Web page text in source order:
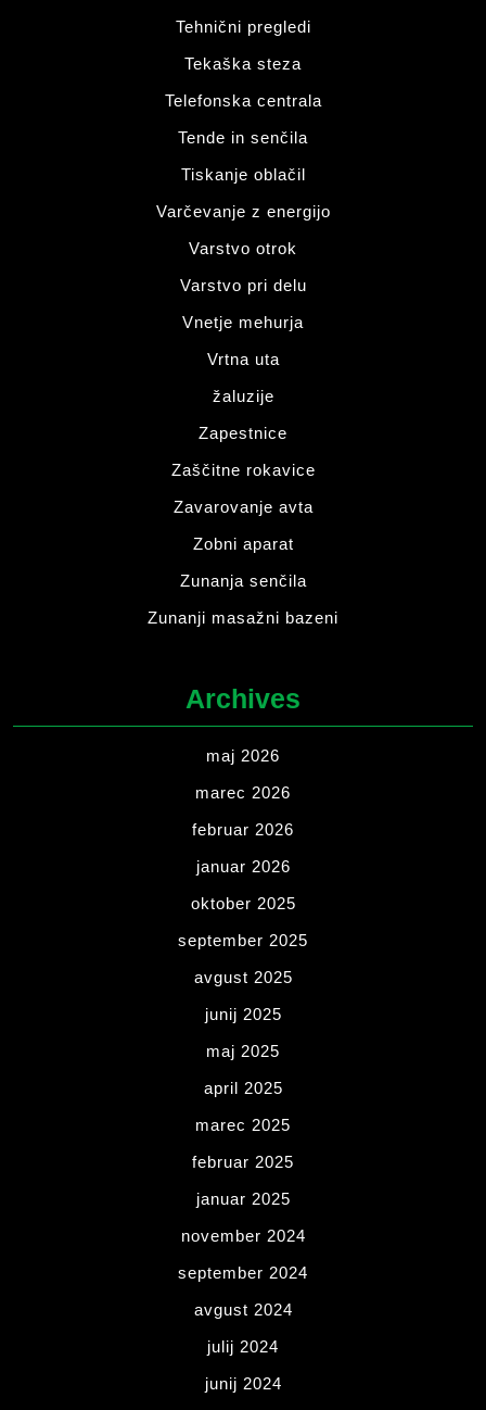
Tehnični pregledi
Tekaška steza
Telefonska centrala
Tende in senčila
Tiskanje oblačil
Varčevanje z energijo
Varstvo otrok
Varstvo pri delu
Vnetje mehurja
Vrtna uta
žaluzije
Zapestnice
Zaščitne rokavice
Zavarovanje avta
Zobni aparat
Zunanja senčila
Zunanji masažni bazeni
Archives
maj 2026
marec 2026
februar 2026
januar 2026
oktober 2025
september 2025
avgust 2025
junij 2025
maj 2025
april 2025
marec 2025
februar 2025
januar 2025
november 2024
september 2024
avgust 2024
julij 2024
junij 2024